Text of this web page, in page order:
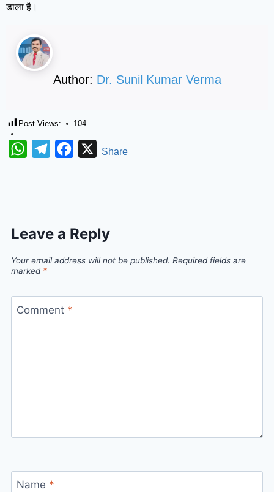
डाला है।
Author: Dr. Sunil Kumar Verma
Post Views: 104
WhatsAppTelegramFacebook
XShare
Leave a Reply
Your email address will not be published. Required fields are
marked *
Comment *
Name *